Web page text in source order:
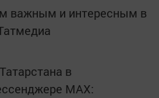
важным и интересным в
в
MАХ: